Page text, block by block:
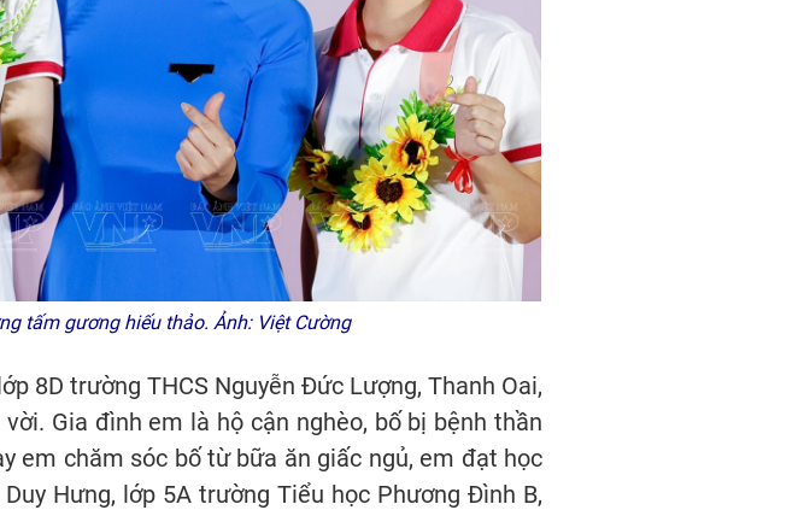
tấm gương hiếu thảo. Ảnh: Việt Cường
8D trường THCS Nguyễn Đức Lượng, Thanh Oai,
Gia đình em là hộ cận nghèo, bố bị bệnh thần
em chăm sóc bố từ bữa ăn giấc ngủ, em đạt học
Hưng, lớp 5A trường Tiểu học Phương Đình B,